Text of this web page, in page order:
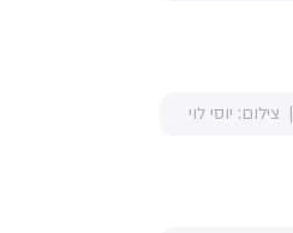
צילום: יוסי לוי